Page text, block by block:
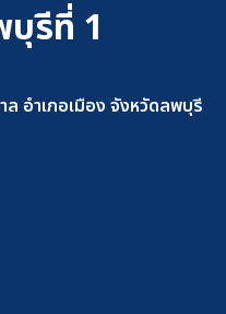
รีที่ 1
อำเภอเมือง จังหวัดลพบุรี